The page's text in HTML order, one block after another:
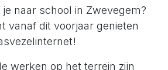
naar school in Zwevegem?
vanaf dit voorjaar genieten
werken op het terrein zijn